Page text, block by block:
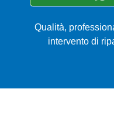
Qualità,
intervento di